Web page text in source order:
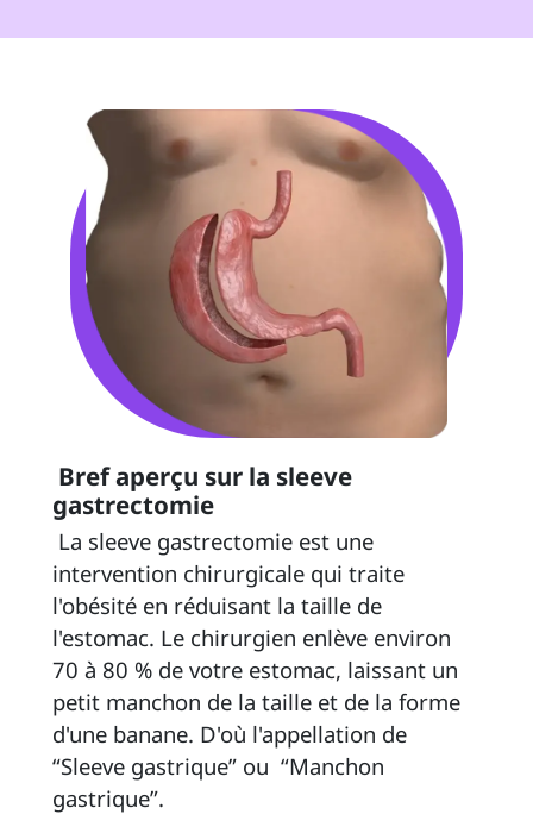
gastrectomie
intervention chirurgicale qui traite
l'obésité en réduisant la taille de
l'estomac. Le chirurgien enlève environ
70 à 80 % de votre estomac, laissant un
petit manchon de la taille et de la forme
d'une banane. D'où l'appellation de
“Sleeve gastrique” ou  “Manchon
gastrique”.